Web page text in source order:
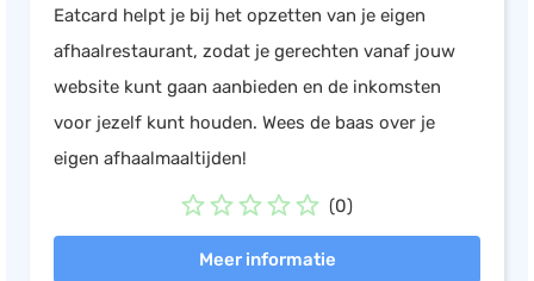
Eatcard helpt je bij het opzetten van je eigen
afhaalrestaurant, zodat je gerechten vanaf jouw
website kunt gaan aanbieden en de inkomsten
voor jezelf kunt houden. Wees de baas over je
eigen afhaalmaaltijden!
(0)
Meer informatie